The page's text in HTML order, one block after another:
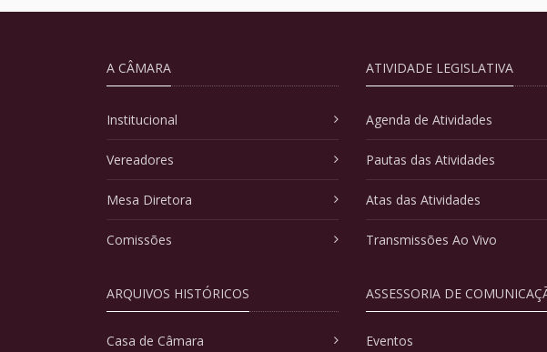
A CÂMARA
Institucional
Vereadores
Mesa Diretora
Comissões
ARQUIVOS HISTÓRICOS
Casa de Câmara
ATIVIDADE LEGISLATIVA
Agenda de Atividades
Pautas das Atividades
Atas das Atividades
Transmissões Ao Vivo
ASSESSORIA DE
Eventos